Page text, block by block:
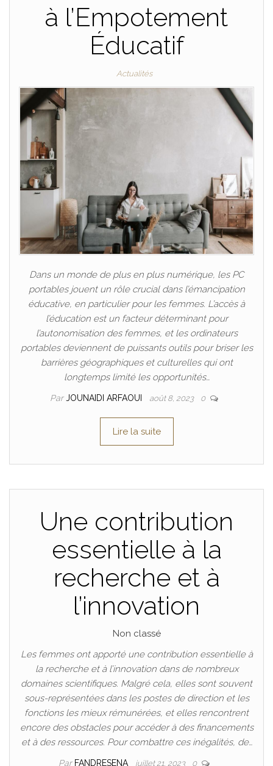
à l’Empotement
Éducatif
Actualités
Dans un monde de plus en plus numérique, les PC
portables jouent un rôle crucial dans l’émancipation
éducative, en particulier pour les femmes. L’accès à
l’éducation est un facteur déterminant pour
l’autonomisation des femmes, et les ordinateurs
portables deviennent de puissants outils pour briser les
barrières géographiques et culturelles qui ont
longtemps limité les opportunités…
ParJOUNAIDI ARFAOUI août 8, 2023 0
Lire la suite
Une contribution
essentielle à la
recherche et à
l’innovation
Non classé
Les femmes ont apporté une contribution essentielle à
la recherche et à l’innovation dans de nombreux
domaines scientifiques. Malgré cela, elles sont souvent
sous-représentées dans les postes de direction et les
fonctions les mieux rémunérées, et elles rencontrent
encore des obstacles pour accéder à des financements
et à des ressources. Pour combattre ces inégalités, de…
Par FANDRESENA juillet 21, 2023 0